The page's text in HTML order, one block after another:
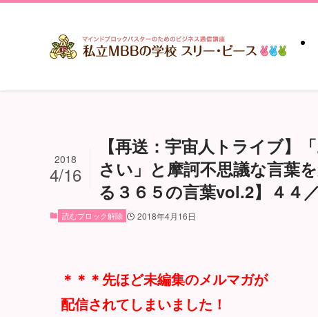
【再送：宇宙人トライブ】
さい」と摩訶不思議な言葉
る３６５の言葉vol.2】４４
2018
4/16
読むブロック解除 2018年4月16日
＊＊＊先ほど未編集のメルマガが
配信されてしまいました！